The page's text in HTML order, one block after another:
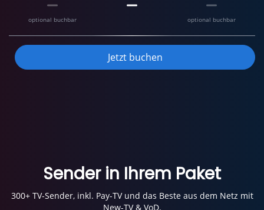
optional buchbar optional buchbar
Jetzt buchen
Sender in Ihrem Paket
300+ TV-Sender, inkl. Pay-TV und das Beste aus dem Netz mit
New-TV & VoD.